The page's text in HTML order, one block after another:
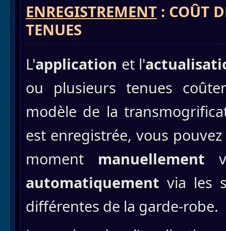
ENREGISTREMENT : COÛT
TENUES
L'application et l'
ou plusieurs tenues
modèle de la
est enregistrée, vous
moment manuellement
automatiquement via les
différentes de la garde-robe.